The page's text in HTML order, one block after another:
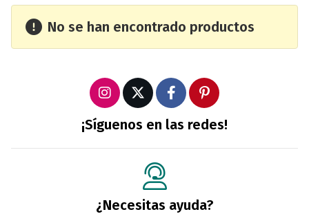
No se han encontrado productos
¡Síguenos en las redes!
¿Necesitas ayuda?